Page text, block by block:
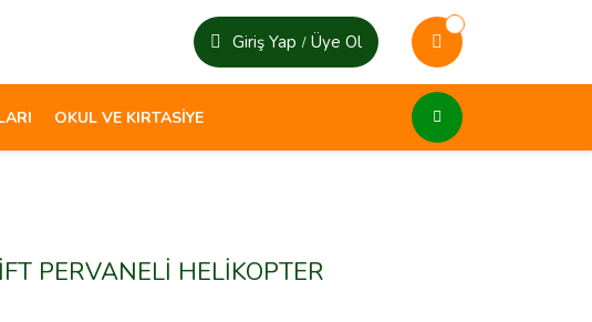
Giriş Yap / Üye Ol
OKUL VE KIRTASİYE
PERVANELİ HELİKOPTER